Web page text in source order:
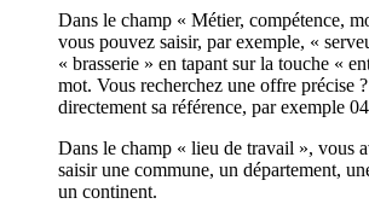
Dans le champ « Métier, compétence,
vous pouvez saisir, par exemple, «
« brasserie » en tapant sur la touche «
mot. Vous recherchez une offre précise
directement sa référence, par exemple
Dans le champ « lieu de travail », vous
saisir une commune, un département,
un continent.